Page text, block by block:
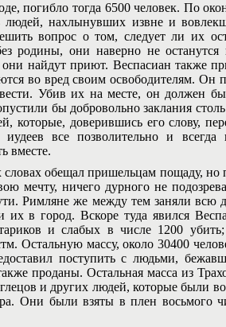
погибло тогда 6500 человек. По
людей, нахлынувших извне и
вопрос о том, следует ли их
родины, они наверно не останутся
найдут приют. Веспасиан также
во вред своим освободителям. Он
Убив их на месте, он должен
бы добровольно заклания
которые, доверившись его слову,
все позволительно и всегда
вместе.
обещал пришельцам пощаду, но
мечту, ничего дурного не
Римляне же между тем заняли всю
в город. Вскоре туда явился
и слабых в числе 1200
Остальную массу, около 30400
поступить с людьми,
проданы. Остальная масса из
и других людей, которые были
Они были взяты в плен восьмого